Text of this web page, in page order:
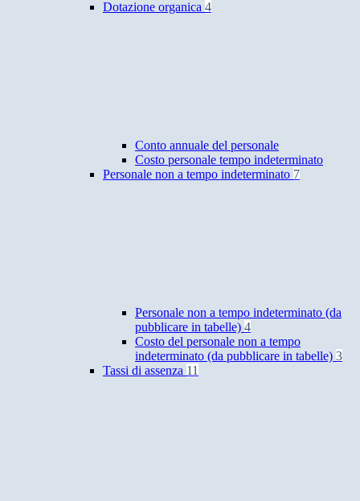
Dotazione organica 4
Conto annuale del personale
Costo personale tempo indeterminato
Personale non a tempo indeterminato 7
Personale non a tempo indeterminato (da
pubblicare in tabelle) 4
Costo del personale non a tempo
indeterminato (da pubblicare in tabelle) 3
Tassi di assenza 11